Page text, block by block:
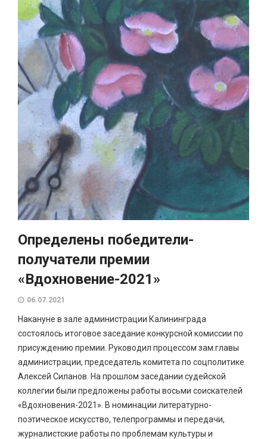
Определены победители-
получатели премии
«Вдохновение-2021»
06.07.2021
Накануне в зале администрации Калининграда
состоялось итоговое заседание конкурсной комиссии по
присуждению премии. Руководил процессом зам.главы
администрации, председатель комитета по соцполитике
Алексей Силанов. На прошлом заседании судейской
коллегии были предложены работы восьми соискателей
«Вдохновения-2021». В номинации литературно-
поэтическое искусство, телепрограммы и передачи,
журналистские работы по проблемам культуры и